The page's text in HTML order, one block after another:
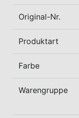
Original-Nr.
Produktart
Farbe
Warengruppe